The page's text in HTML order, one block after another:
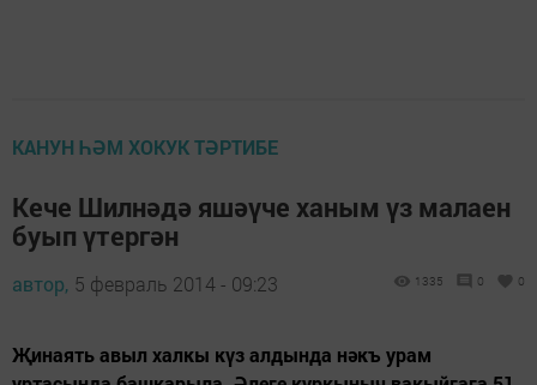
КАНУН ҺӘМ ХОКУК ТӘРТИБЕ
Кече Шилнәдә яшәүче ханым үз малаен
буып үтергән
автор, 5 февраль 2014 - 09:23 1335 0 0
Җинаять авыл халкы күз алдында нәкъ урам